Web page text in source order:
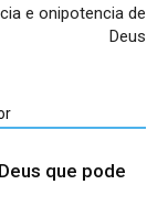
e onipotencia de
Deus
que pode